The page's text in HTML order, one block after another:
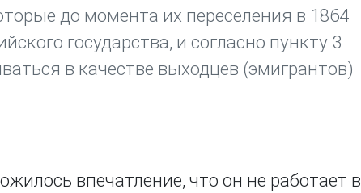
до момента их переселения в 1864
государства, и согласно пункту 3
в качестве выходцев (эмигрантов)
впечатление, что он не работает в